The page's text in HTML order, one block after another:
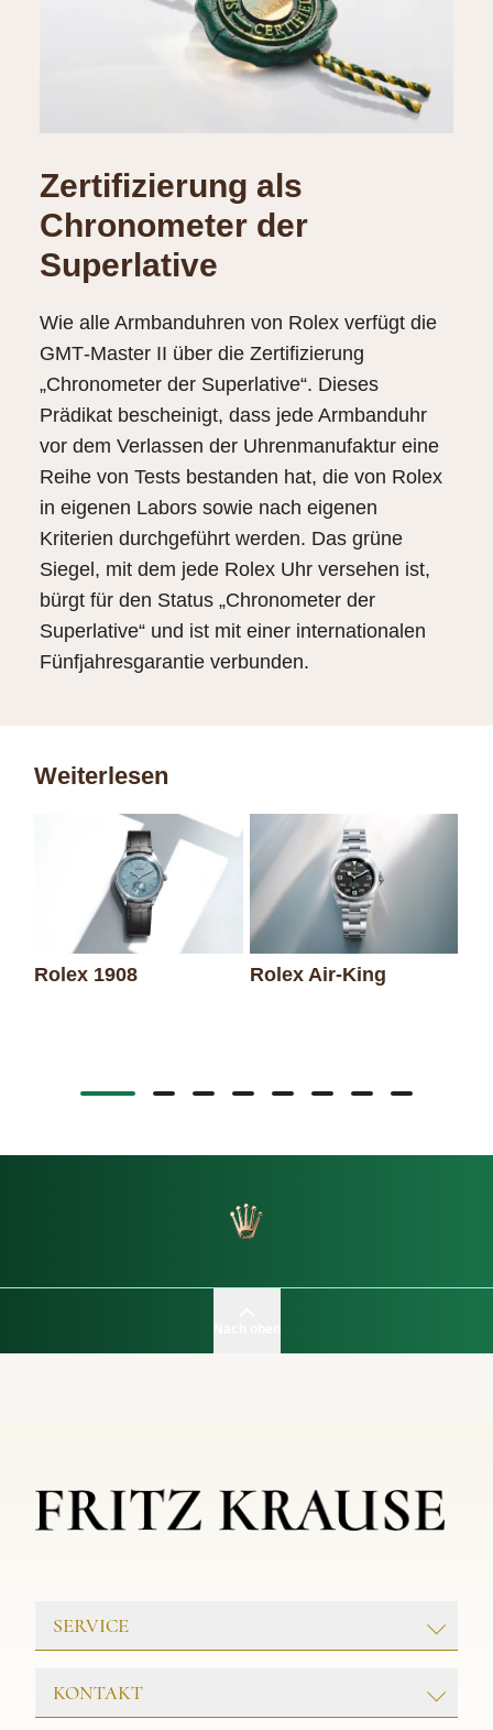
Zertifizierung als
Chronometer der
Superlative
Wie alle Armbanduhren von Rolex verfügt die
GMT‑Master II über die Zertifizierung
„Chronometer der Superlative“. Dieses
Prädikat bescheinigt, dass jede Armbanduhr
vor dem Verlassen der Uhren­manufaktur eine
Reihe von Tests bestanden hat, die von Rolex
in eigenen Labors sowie nach eigenen
Kriterien durchgeführt werden. Das grüne
Siegel, mit dem jede Rolex Uhr versehen ist,
bürgt für den Status „Chronometer der
Superlative“ und ist mit einer internationalen
Fünfjahresgarantie verbunden.
Weiterlesen
Rolex 1908 Rolex Air-King
SERVICE
KONTAKT